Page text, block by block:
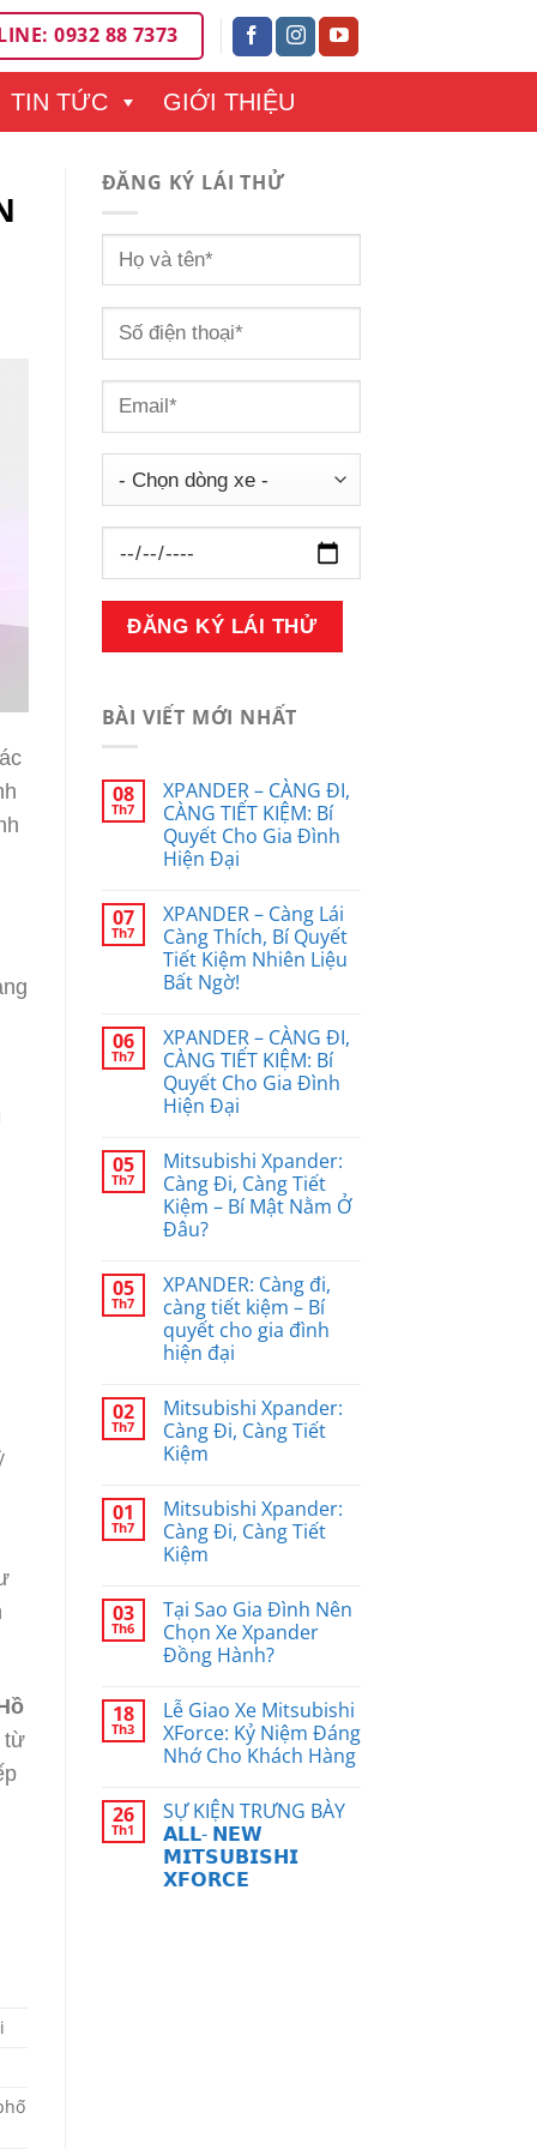
0932 88 7373
TIN TỨC GIỚI THIỆU
từ
ĐĂNG KÝ LÁI THỬ
BÀI VIẾT MỚI NHẤT
08
Th7
XPANDER – CÀNG ĐI,
CÀNG TIẾT KIỆM: Bí
Quyết Cho Gia Đình
Hiện Đại
07
Th7
XPANDER – Càng Lái
Càng Thích, Bí Quyết
Tiết Kiệm Nhiên Liệu
Bất Ngờ!
06
Th7
XPANDER – CÀNG ĐI,
CÀNG TIẾT KIỆM: Bí
Quyết Cho Gia Đình
Hiện Đại
05
Th7
Mitsubishi Xpander:
Càng Đi, Càng Tiết
Kiệm – Bí Mật Nằm Ở
Đâu?
05
Th7
XPANDER: Càng đi,
càng tiết kiệm – Bí
quyết cho gia đình
hiện đại
02
Th7
Mitsubishi Xpander:
Càng Đi, Càng Tiết
Kiệm
01
Th7
Mitsubishi Xpander:
Càng Đi, Càng Tiết
Kiệm
03
Th6
Tại Sao Gia Đình Nên
Chọn Xe Xpander
Đồng Hành?
18
Th3
Lễ Giao Xe Mitsubishi
XForce: Kỷ Niệm Đáng
Nhớ Cho Khách Hàng
26
Th1
SỰ KIỆN TRƯNG BÀY
𝗔𝗟𝗟- 𝗡𝗘𝗪
𝗠𝗜𝗧𝗦𝗨𝗕𝗜𝗦𝗛𝗜
𝗫𝗙𝗢𝗥𝗖𝗘